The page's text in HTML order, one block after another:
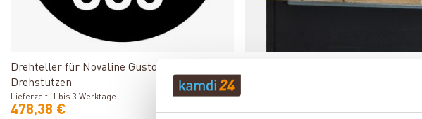
Produkt ansehen
Drehteller für Novaline Gusto inkl.
Drehstutzen
Lieferzeit: 1 bis 3 Werktage
478,38 € 399,00 €